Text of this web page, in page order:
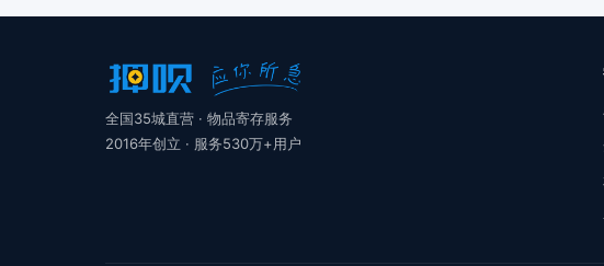
全国35城直营 · 物品寄存服务
2016年创立 · 服务530万+用户